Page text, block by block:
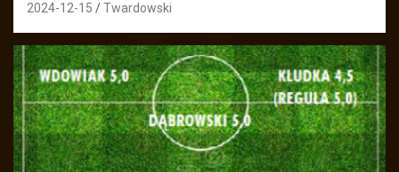
2024-12-15 Twardowski